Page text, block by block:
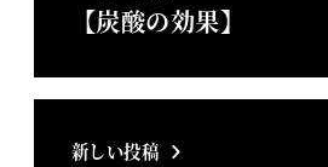
【炭酸の効果】
新しい投稿